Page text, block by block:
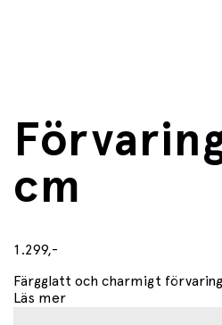
cm
1.299,-
Färgglatt och charmigt
Läs mer